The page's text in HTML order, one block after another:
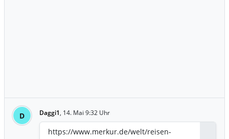
D Daggi1, 14. Mai 9:32 Uhr
https://www.merkur.de/welt/reisen-